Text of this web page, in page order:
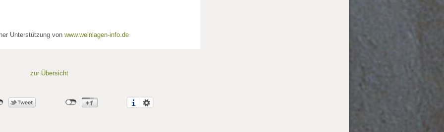
Unterstützung von www.weinlagen-info.de
zur Übersicht